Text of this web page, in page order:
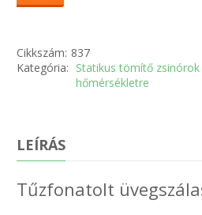
Cikkszám: 837
Kategória: Statikus tömítő zsinórok
hőmérsékletre
LEÍRÁS
Tűzfonatolt